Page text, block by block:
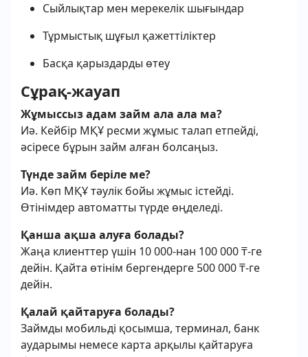
Сыйлықтар мен мерекелік шығындар
Тұрмыстық шұғыл қажеттіліктер
Басқа қарыздарды өтеу
Сұрақ-жауап
Жұмыссыз адам займ ала ала ма?
Иә. Кейбір МҚҰ ресми жұмыс талап етпейді,
әсіресе бұрын займ алған болсаңыз.
Түнде займ беріле ме?
Иә. Көп МҚҰ тәулік бойы жұмыс істейді.
Өтінімдер автоматты түрде өңделеді.
Қанша ақша алуға болады?
Жаңа клиенттер үшін 10 000-нан 100 000 ₸-ге
дейін. Қайта өтінім бергендерге 500 000 ₸-ге
дейін.
Қалай қайтаруға болады?
Займды мобильді қосымша, терминал, банк
аударымы немесе карта арқылы қайтаруға